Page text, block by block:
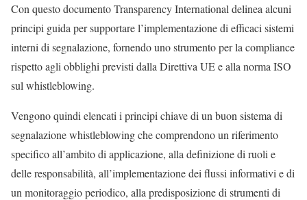
Con questo documento Transparency International delinea alcuni
principi guida per supportare l’implementazione di efficaci sistemi
interni di segnalazione, fornendo uno strumento per la compliance
rispetto agli obblighi previsti dalla Direttiva UE e alla norma ISO
sul whistleblowing.
Vengono quindi elencati i principi chiave di un buon sistema di
segnalazione whistleblowing che comprendono un riferimento
specifico all’ambito di applicazione, alla definizione di ruoli e
delle responsabilità, all’implementazione dei flussi informativi e di
un monitoraggio periodico, alla predisposizione di strumenti di